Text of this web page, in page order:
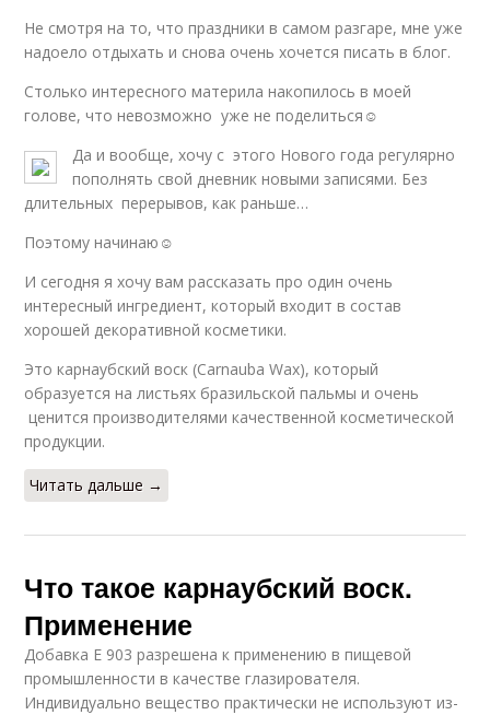
Не смотря на то, что праздники в самом разгаре, мне уже
надоело отдыхать и снова очень хочется писать в блог.
Столько интересного материла накопилось в моей
голове, что невозможно уже не поделиться☺
Да и вообще, хочу с этого Нового года регулярно
пополнять свой дневник новыми записями. Без
длительных перерывов, как раньше…
Поэтому начинаю☺
И сегодня я хочу вам рассказать про один очень
интересный ингредиент, который входит в состав
хорошей декоративной косметики.
Это карнаубский воск (Carnauba Waх), который
образуется на листьях бразильской пальмы и очень
ценится производителями качественной косметической
продукции.
Читать дальше →
Что такое карнаубский воск.
Применение
Добавка E 903 разрешена к применению в пищевой
промышленности в качестве глазирователя.
Индивидуально вещество практически не используют из-